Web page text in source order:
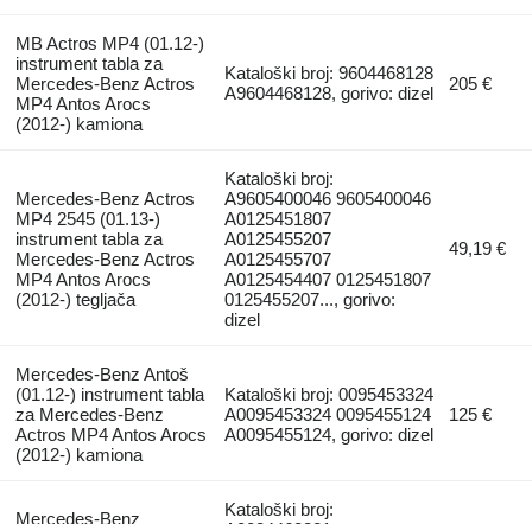
MB Actros MP4 (01.12-)
instrument tabla za
Mercedes-Benz Actros
MP4 Antos Arocs
(2012-) kamiona
Kataloški broj: 9604468128
A9604468128, gorivo: dizel
205 €
Mercedes-Benz Actros
MP4 2545 (01.13-)
instrument tabla za
Mercedes-Benz Actros
MP4 Antos Arocs
(2012-) tegljača
Kataloški broj:
A9605400046 9605400046
A0125451807
A0125455207
A0125455707
A0125454407 0125451807
0125455207..., gorivo:
dizel
49,19 €
Mercedes-Benz Antoš
(01.12-) instrument tabla
za Mercedes-Benz
Actros MP4 Antos Arocs
(2012-) kamiona
Kataloški broj: 0095453324
A0095453324 0095455124
A0095455124, gorivo: dizel
125 €
Mercedes-Benz
Kataloški broj: